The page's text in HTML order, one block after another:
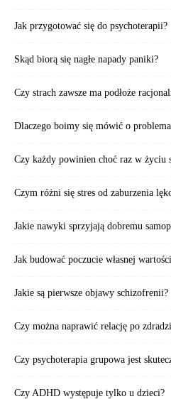
Jak przygotować się do psychoterapii?
Skąd biorą się nagłe napady paniki?
Czy strach zawsze ma podłoże
Dlaczego boimy się mówić o
Czy każdy powinien choć raz w życiu
Czym różni się stres od zaburzenia
Jakie nawyki sprzyjają dobremu
Jak budować poczucie własnej
Jakie są pierwsze objawy schizofrenii?
Czy można naprawić relację po
Czy psychoterapia grupowa jest
Czy ADHD występuje tylko u dzieci?